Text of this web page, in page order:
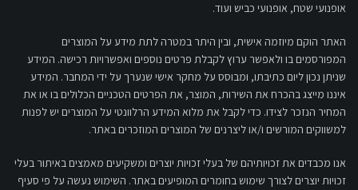
אופנועי שטח, אופנועי כביש ועוד.
האתר הוקם מיוזמה אישית, ובין היתר במטרה לתת מידע על המוצרים
המפורסמים בו ולאפשר ערוץ לקבלת פרטים נוספים ואפשרויות רכישה. המידע
שניתן נכון ליום כתיבתו, ומבוסס על מחקר אישי שנערך על ידי המחבר. המידע
איננו מייצג בהכרח את השירות, המוצר, את הפרטים הטכניים הכלולים בו או את
המחיר הנזכר לצידו. כדי לקבל את מלוא המידע הרלוונטי על המוצרים יש לפנות
למשווקים המורשים ו/או ליצרנים של המוצרים המוזכרים באתר.
אנו מכבדים את זכויותיהם של בעלי זכויות יוצרים ומשקיעים מאמצים באיתור בעלי
זכויות יוצרים לצורך שימוש בחומרים המופיעים באתר. השימוש נעשה על פי סעיף